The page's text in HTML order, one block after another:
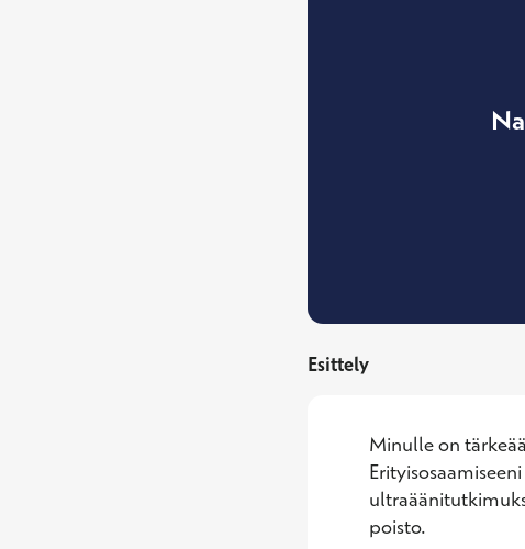
Esittely
Minulle on
poisto.